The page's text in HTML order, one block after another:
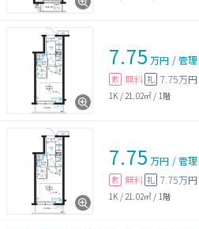
7.75 万円 /管
敷 無料 礼 7.75万円
1K / 21.02㎡ / 1階
7.75 万円 /管
敷 無料 礼 7.75万円
1K / 21.02㎡ / 1階